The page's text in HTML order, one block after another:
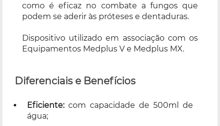
como é eficaz no combate a fungos que
podem se aderir às próteses e dentaduras.
Dispositivo utilizado em associação com os
Equipamentos Medplus V e Medplus MX.
Diferenciais e Benefícios
Eficiente: com capacidade de 500ml de
água;